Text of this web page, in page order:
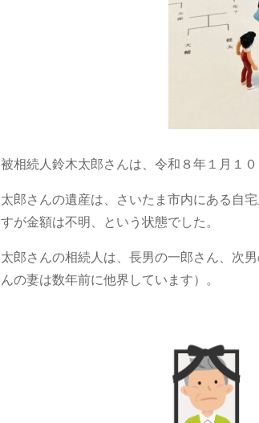
被相続人鈴木太郎さんは、令和８年１月１０
太郎さんの遺産は、さいたま市内にある自
すが金額は不明、という状態でした。
太郎さんの相続人は、長男の一郎さん、次
んの妻は数年前に他界しています）。